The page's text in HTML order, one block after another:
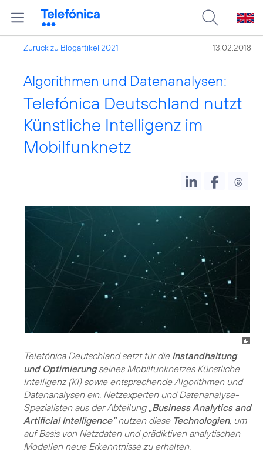
Zurück zu Blogartikel 2021 13.02.2018
Algorithmen und Datenanalysen:
Telefónica Deutschland nutzt
Künstliche Intelligenz im
Mobilfunknetz
Telefónica Deutschland setzt für die Instandhaltung
und Optimierungseines Mobilfunknetzes Künstliche
Intelligenz (KI) sowie entsprechende Algorithmen und
Datenanalysen ein. Netzexperten und Datenanalyse-
Spezialisten aus der Abteilung „Business Analytics and
Artificial Intelligence“nutzen diese Technologien, um
auf Basis von Netzdaten und prädiktiven analytischen
Modellen neue Erkenntnisse zu erhalten.